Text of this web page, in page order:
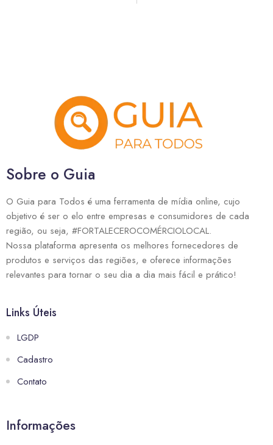
Sobre o Guia
O Guia para Todos é uma ferramenta de mídia online, cujo
objetivo é ser o elo entre empresas e consumidores de cada
região, ou seja, #FORTALECEROCOMÉRCIOLOCAL.
Nossa plataforma apresenta os melhores fornecedores de
produtos e serviços das regiões, e oferece informações
relevantes para tornar o seu dia a dia mais fácil e prático!
Links Úteis
LGDP
Cadastro
Contato
Informações